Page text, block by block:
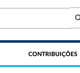
CONTRIBUIÇÕES